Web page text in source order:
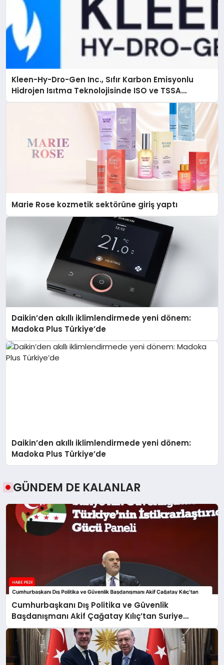
Kleen-Hy-Dro-Gen Inc., Sıfır Karbon Emisyonlu
Hidrojen Isıtma Teknolojisinde ISO ve TSSA
Düzenleyici Onaylarını Aldı
Marie Rose kozmetik sektörüne giriş yaptı
Daikin’den akıllı iklimlendirmede yeni dönem:
Madoka Plus Türkiye’de
Daikin’den akıllı iklimlendirmede yeni dönem:
Madoka Plus Türkiye’de
GÜNDEM DE KALANLAR
Cumhurbaşkanı Dış Politika ve Güvenlik
Başdanışmanı Akif Çağatay Kılıç’tan Suriye
Panelinde Önemli Açıklamalar